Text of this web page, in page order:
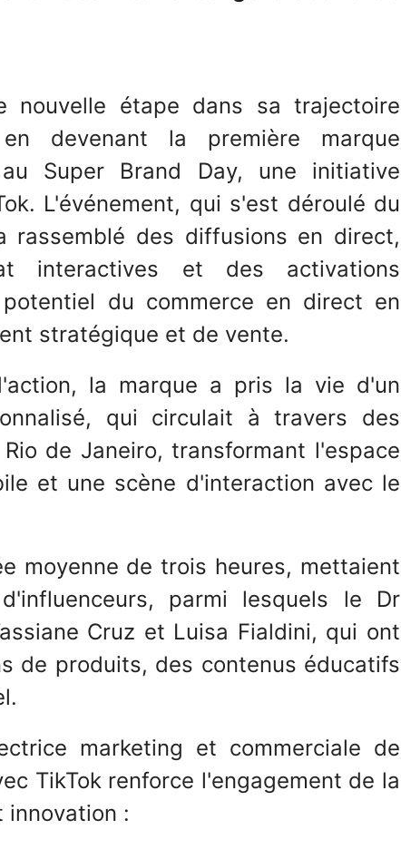
nouvelle étape dans sa trajectoire
en devenant la première marque
Super Brand Day, une initiative
L'événement, qui s'est déroulé du
rassemblé des diffusions en direct,
interactives et des activations
du commerce en direct en
stratégique et de vente.
la marque a pris la vie d'un
qui circulait à travers des
de Janeiro, transformant l'espace
et une scène d'interaction avec le
moyenne de trois heures, mettaient
parmi lesquels le Dr
Cruz et Luisa Fialdini, qui ont
de produits, des contenus éducatifs
marketing et commerciale de
TikTok renforce l'engagement de la
innovation :